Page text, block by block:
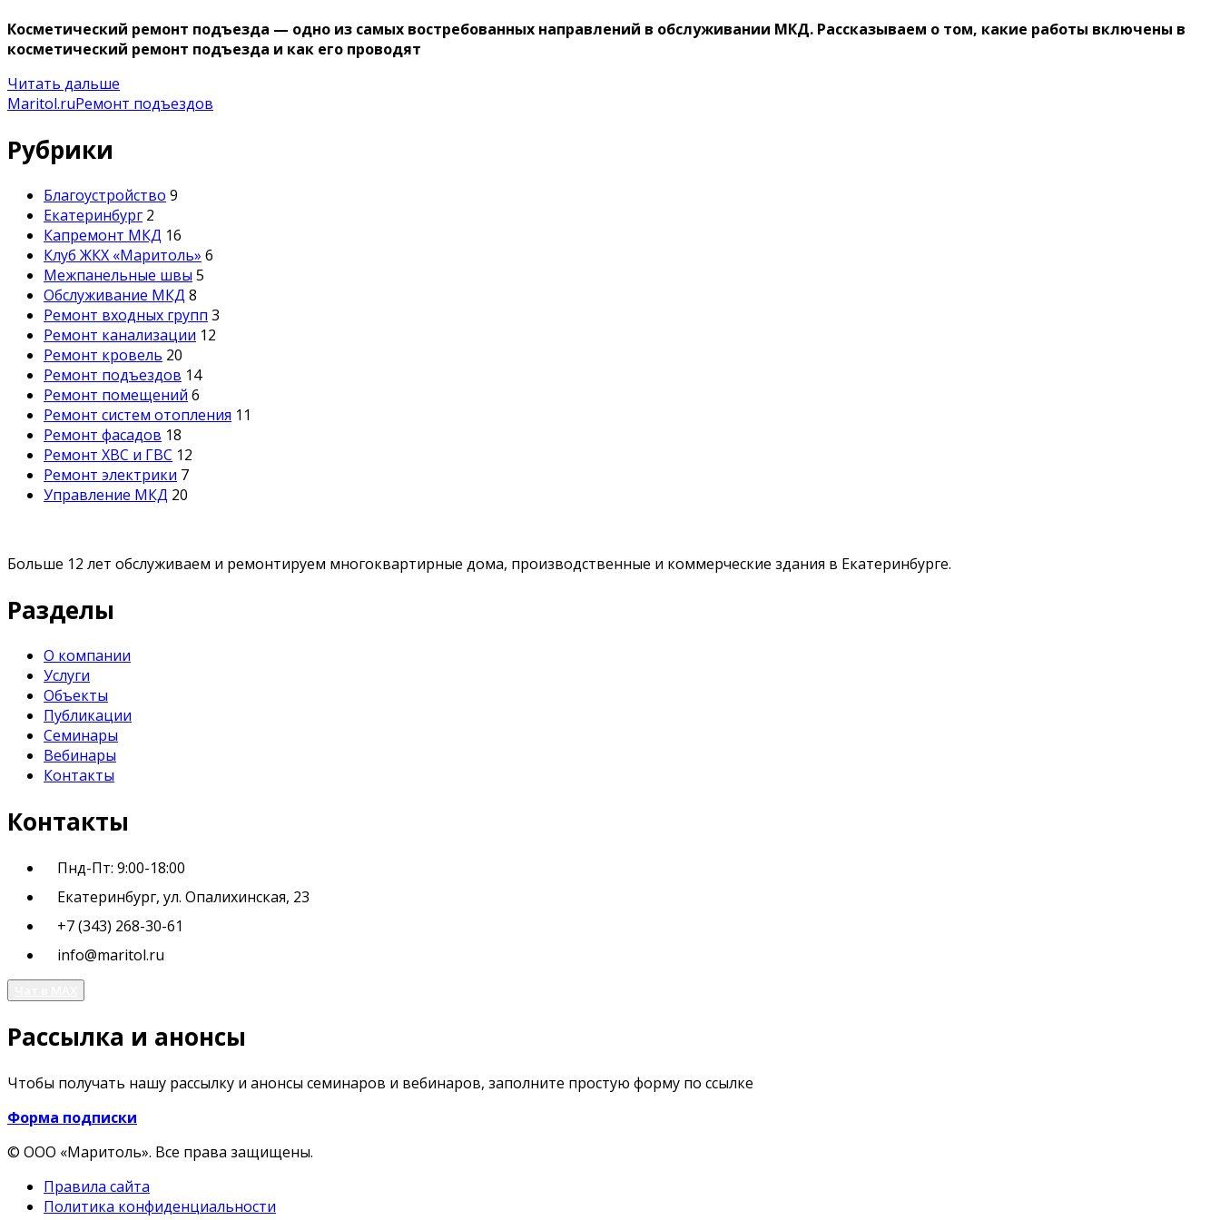
Косметический ремонт подъезда — одно из самых востребованных направлений в обслуживании МКД. Рассказываем о том, какие работы включены в
косметический ремонт подъезда и как его проводят
Читать дальше
Maritol.ruРемонт подъездов
Рубрики
Благоустройство 9
Екатеринбург 2
Капремонт МКД 16
Клуб ЖКХ «Маритоль» 6
Межпанельные швы 5
Обслуживание МКД 8
Ремонт входных групп 3
Ремонт канализации 12
Ремонт кровель 20
Ремонт подъездов 14
Ремонт помещений 6
Ремонт систем отопления 11
Ремонт фасадов 18
Ремонт ХВС и ГВС 12
Ремонт электрики 7
Управление МКД 20
Больше 12 лет обслуживаем и ремонтируем многоквартирные дома, производственные и коммерческие здания в Екатеринбурге.
Разделы
О компании
Услуги
Объекты
Публикации
Семинары
Вебинары
Контакты
Контакты
Пнд-Пт: 9:00-18:00
Екатеринбург, ул. Опалихинская, 23
+7 (343) 268-30-61
info@maritol.ru
Рассылка и анонсы
Чтобы получать нашу рассылку и анонсы семинаров и вебинаров, заполните простую форму по ссылке
Форма подписки
© ООО «Маритоль». Все права защищены.
Правила сайта
Политика конфиденциальности